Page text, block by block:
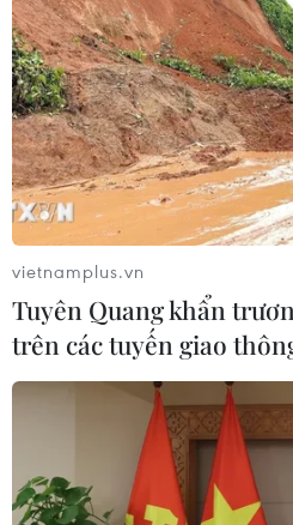
vietnamplus.vn
Tuyên Quang khẩn
trên các tuyến giao